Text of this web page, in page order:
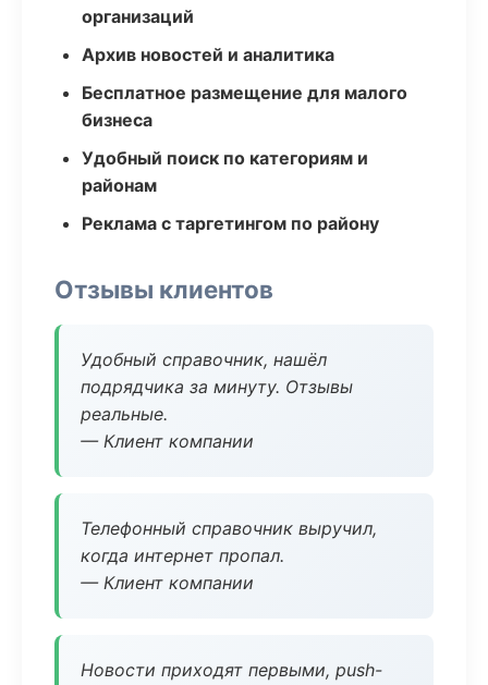
организаций
Архив новостей и аналитика
Бесплатное размещение для малого
бизнеса
Удобный поиск по категориям и
районам
Реклама с таргетингом по району
Отзывы клиентов
Удобный справочник, нашёл
подрядчика за минуту. Отзывы
реальные.
— Клиент компании
Телефонный справочник выручил,
когда интернет пропал.
— Клиент компании
Новости приходят первыми, push-